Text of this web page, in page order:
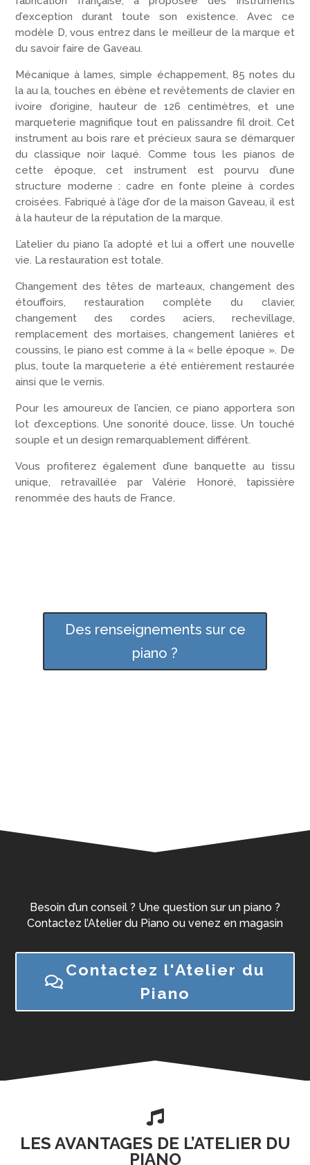
d’exception durant toute son existence. Avec ce
modèle D, vous entrez dans le meilleur de la marque et
du savoir faire de Gaveau.
Mécanique à lames, simple échappement, 85 notes du
la au la, touches en ébène et revêtements de clavier en
ivoire d’origine, hauteur de 126 centimètres, et une
marqueterie magnifique tout en palissandre fil droit. Cet
instrument au bois rare et précieux saura se démarquer
du classique noir laqué. Comme tous les pianos de
cette époque, cet instrument est pourvu d’une
structure moderne : cadre en fonte pleine à cordes
croisées. Fabriqué à l’âge d’or de la maison Gaveau, il est
à la hauteur de la réputation de la marque.
L’atelier du piano l’a adopté et lui a offert une nouvelle
vie. La restauration est totale.
Changement des têtes de marteaux, changement des
étouffoirs, restauration complète du clavier,
changement des cordes aciers, rechevillage,
remplacement des mortaises, changement lanières et
coussins, le piano est comme à la « belle époque ». De
plus, toute la marqueterie a été entièrement restaurée
ainsi que le vernis.
Pour les amoureux de l’ancien, ce piano apportera son
lot d’exceptions. Une sonorité douce, lisse. Un touché
souple et un design remarquablement différent.
Vous profiterez également d’une banquette au tissu
unique, retravaillée par Valérie Honoré, tapissière
renommée des hauts de France.
Des renseignements sur ce
piano ?
Besoin d’un conseil ? Une question sur un piano ?
Contactez l’Atelier du Piano ou venez en magasin
Contactez l'Atelier du
Piano

LES AVANTAGES DE L’ATELIER DU
PIANO